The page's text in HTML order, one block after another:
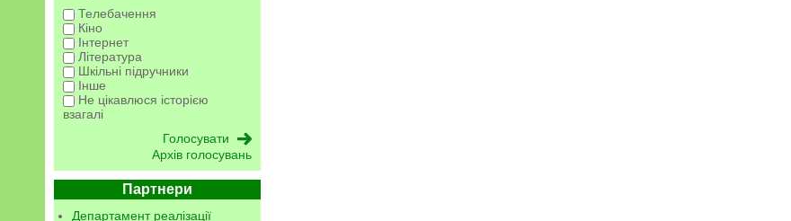
Телебачення
Кіно
Інтернет
Література
Шкільні підручники
Інше
Не цікавлюся історією
взагалі
Архів голосувань
Партнери
Департамент реалізації